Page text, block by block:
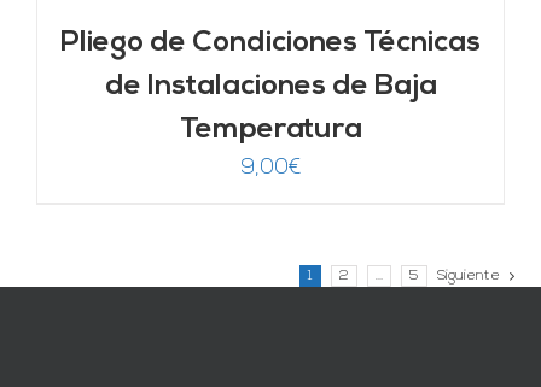
Pliego de Condiciones Técnicas
de Instalaciones de Baja
Temperatura
9,00€
1 2 … 5 Siguiente